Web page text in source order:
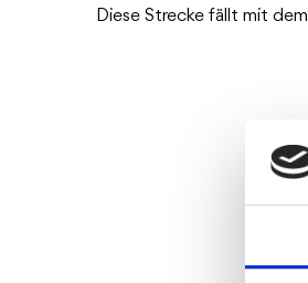
Diese Strecke fällt mit dem